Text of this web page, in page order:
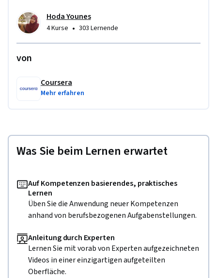
Hoda Younes
4 Kurse • 303 Lernende
von
Coursera
Mehr erfahren
Was Sie beim Lernen erwartet
Auf Kompetenzen basierendes, praktisches
Lernen
Üben Sie die Anwendung neuer Kompetenzen
anhand von berufsbezogenen Aufgabenstellungen.
Anleitung durch Experten
Lernen Sie mit vorab von Experten aufgezeichneten
Videos in einer einzigartigen aufgeteilten
Oberfläche.